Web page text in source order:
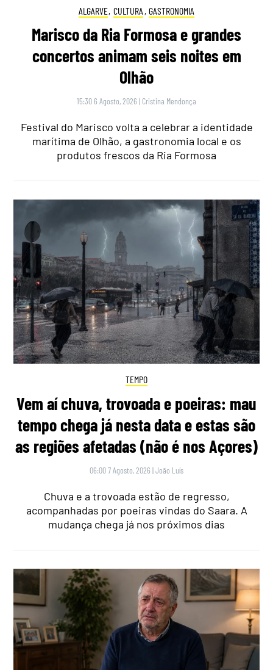
ALGARVE, CULTURA , GASTRONOMIA
Marisco da Ria Formosa e grandes
concertos animam seis noites em
Olhão
15:30 6 Agosto, 2026 | Cristina Mendonça
Festival do Marisco volta a celebrar a identidade
marítima de Olhão, a gastronomia local e os
produtos frescos da Ria Formosa
TEMPO
Vem aí chuva, trovoada e poeiras: mau
tempo chega já nesta data e estas são
as regiões afetadas (não é nos Açores)
06:00 7 Agosto, 2026 |João Luís
Chuva e a trovoada estão de regresso,
acompanhadas por poeiras vindas do Saara. A
mudança chega já nos próximos dias